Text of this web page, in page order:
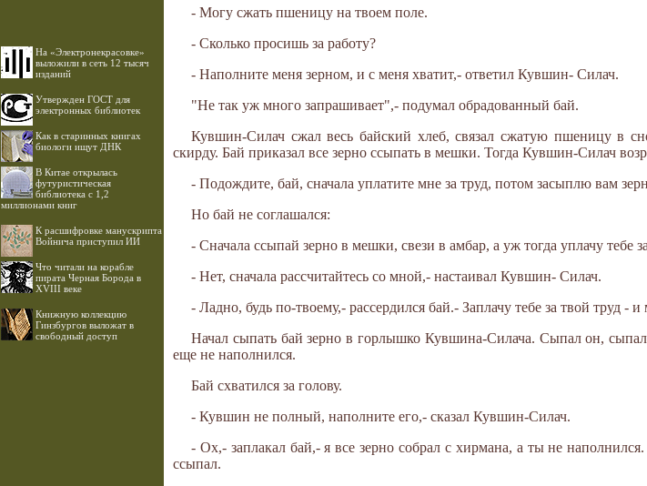
На «Электронекрасовке»
выложили в сеть 12 тысяч
изданий
Утвержден ГОСТ для
электронных библиотек
Как в старинных книгах
биологи ищут ДНК
В Китае открылась
футуристическая
библиотека с 1,2
миллионами книг
К расшифровке манускрипта
Войнича приступил ИИ
Что читали на корабле
пирата Черная Борода в
XVIII веке
Книжную коллекцию
Гинзбургов выложат в
свободный доступ
- Могу сжать пшеницу на твоем поле.
- Сколько просишь за работу?
- Наполните меня зерном, и с меня хватит,- ответил Кувшин- Силач.
"Не так уж много запрашивает",- подумал обрадованный бай.
Кувшин-Силач сжал весь байский хлеб, связал сжатую пшеницу в
скирду. Бай приказал все зерно ссыпать в мешки. Тогда Кувшин-Силач
- Подождите, бай, сначала уплатите мне за труд, потом засыплю вам
Но бай не соглашался:
- Сначала ссыпай зерно в мешки, свези в амбар, а уж тогда уплачу тебе
- Нет, сначала рассчитайтесь со мной,- настаивал Кувшин- Силач.
- Ладно, будь по-твоему,- рассердился бай.- Заплачу тебе за твой труд -
Начал сыпать бай зерно в горлышко Кувшина-Силача. Сыпал он,
еще не наполнился.
Бай схватился за голову.
- Кувшин не полный, наполните его,- сказал Кувшин-Силач.
- Ох,- заплакал бай,- я все зерно собрал с хирмана, а ты не
ссыпал.